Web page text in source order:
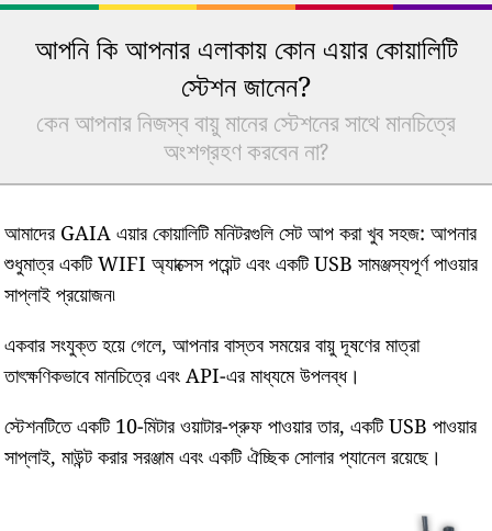
আপনি কি আপনার এলাকায় কোন এয়ার কোয়ালিটি
স্টেশন জানেন?
কেন আপনার নিজস্ব বায়ু মানের স্টেশনের সাথে মানচিত্রে
অংশগ্রহণ করবেন না?
আমাদের GAIA এয়ার কোয়ালিটি মনিটরগুলি সেট আপ করা খুব সহজ: আপনার
শুধুমাত্র একটি WIFI অ্যাক্সেস পয়েন্ট এবং একটি USB সামঞ্জস্যপূর্ণ পাওয়ার
সাপ্লাই প্রয়োজন৷
একবার সংযুক্ত হয়ে গেলে, আপনার বাস্তব সময়ের বায়ু দূষণের মাত্রা
তাৎক্ষণিকভাবে মানচিত্রে এবং API-এর মাধ্যমে উপলব্ধ।
স্টেশনটিতে একটি 10-মিটার ওয়াটার-প্রুফ পাওয়ার তার, একটি USB পাওয়ার
সাপ্লাই, মাউন্ট করার সরঞ্জাম এবং একটি ঐচ্ছিক সোলার প্যানেল রয়েছে।